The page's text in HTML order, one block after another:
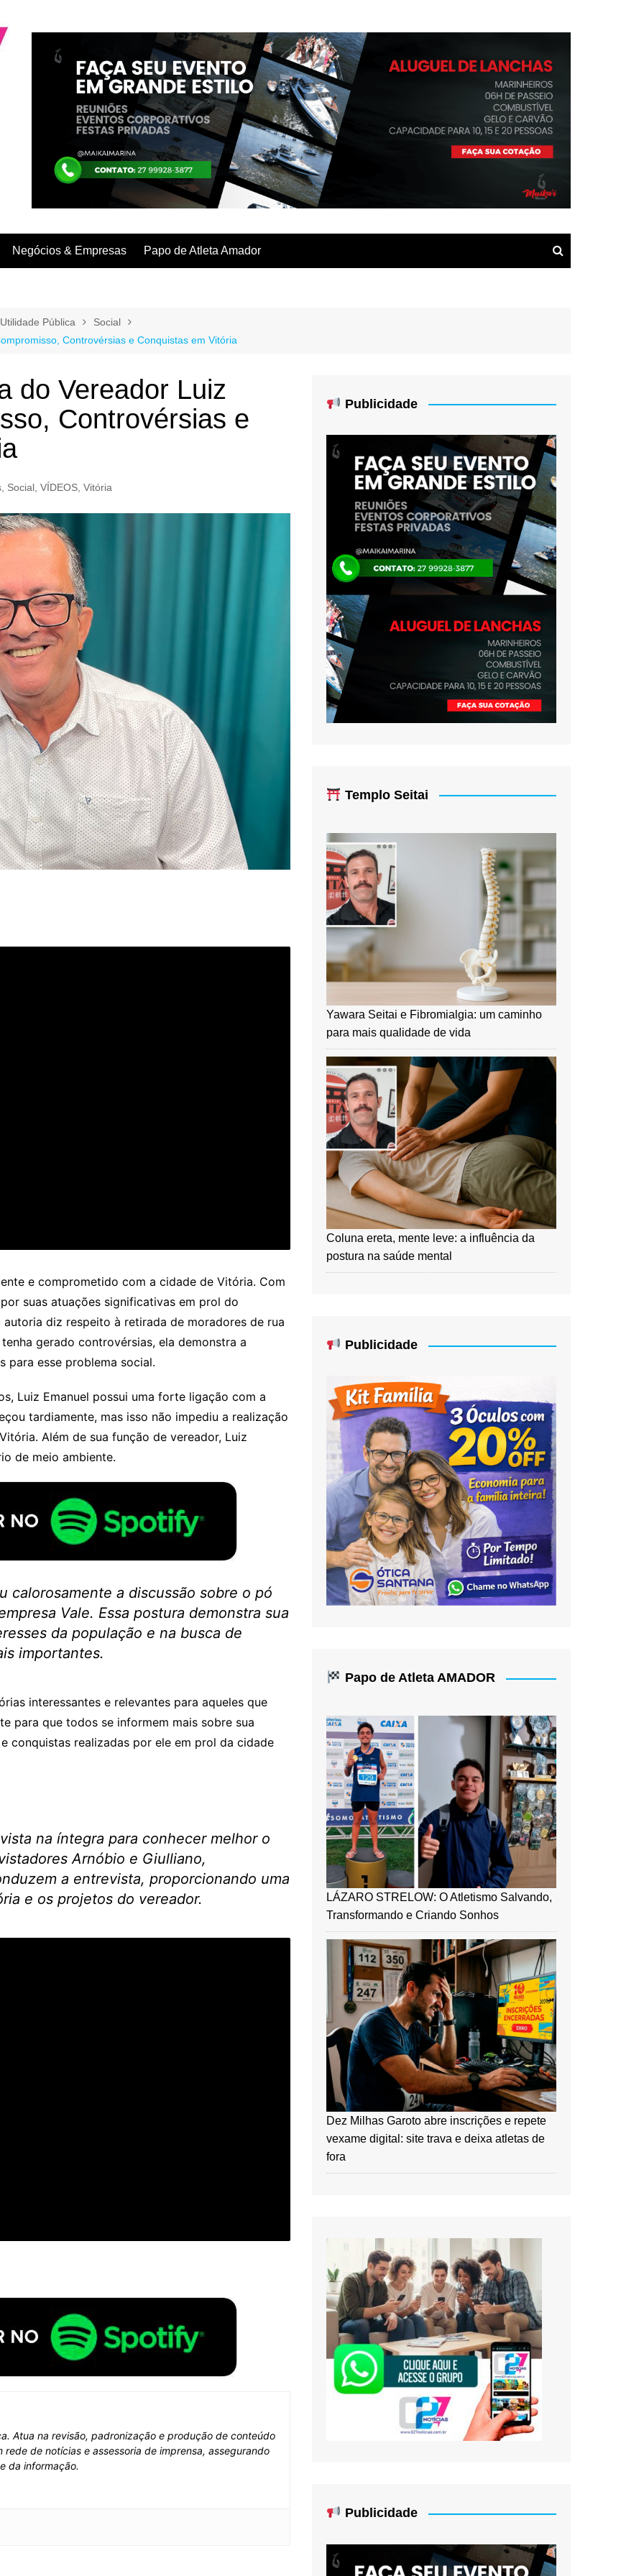
Negócios & Empresas Papo de Atleta Amador
Utilidade Pública
Social
Controvérsias e Conquistas em Vitória
do Vereador Luiz
Controvérsias e
Social VÍDEOS Vitória
e comprometido com a cidade de Vitória. Com
suas atuações significativas em prol do
diz respeito à retirada de moradores de rua
gerado controvérsias, ela demonstra a
para esse problema social.
Luiz Emanuel possui uma forte ligação com a
tardiamente, mas isso não impediu a realização
Além de sua função de vereador, Luiz
de meio ambiente.
calorosamente a discussão sobre o pó
Vale. Essa postura demonstra sua
da população e na busca de
importantes.
interessantes e relevantes para aqueles que
para que todos se informem mais sobre sua
conquistas realizadas por ele em prol da cidade
na íntegra para conhecer melhor o
Arnóbio e Giulliano,
a entrevista, proporcionando uma
e os projetos do vereador.
Atua na revisão, padronização e produção de conteúdo
de notícias e assessoria de imprensa, assegurando
da informação.
Publicidade
Templo Seitai
Yawara Seitai e Fibromialgia: um caminho
para mais qualidade de vida
Coluna ereta, mente leve: a influência da
postura na saúde mental
Publicidade
Papo de Atleta AMADOR
LÁZARO STRELOW: O Atletismo Salvando,
Transformando e Criando Sonhos
Dez Milhas Garoto abre inscrições e repete
vexame digital: site trava e deixa atletas de
fora
Publicidade